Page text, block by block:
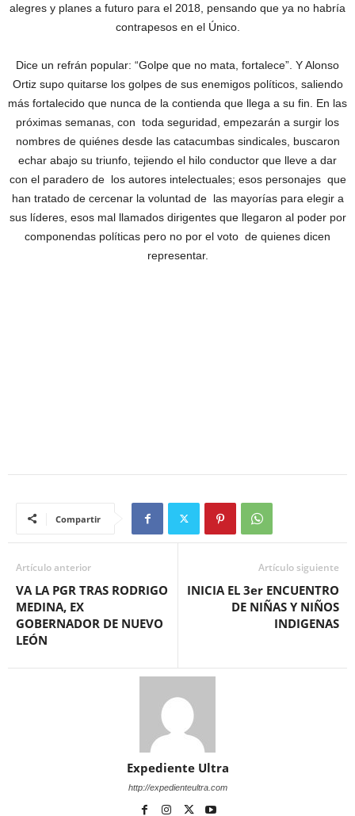
alegres y planes a futuro para el 2018, pensando que ya no habría
contrapesos en el Único.
Dice un refrán popular: “Golpe que no mata, fortalece”. Y Alonso
Ortiz supo quitarse los golpes de sus enemigos políticos, saliendo
más fortalecido que nunca de la contienda que llega a su fin. En las
próximas semanas, con toda seguridad, empezarán a surgir los
nombres de quiénes desde las catacumbas sindicales, buscaron
echar abajo su triunfo, tejiendo el hilo conductor que lleve a dar
con el paradero de los autores intelectuales; esos personajes que
han tratado de cercenar la voluntad de las mayorías para elegir a
sus líderes, esos mal llamados dirigentes que llegaron al poder por
componendas políticas pero no por el voto de quienes dicen
representar.
Compartir
Artículo anterior
VA LA PGR TRAS RODRIGO
MEDINA, EX
GOBERNADOR DE NUEVO
LEÓN
Artículo siguiente
INICIA EL 3er ENCUENTRO
DE NIÑAS Y NIÑOS
INDIGENAS
Expediente Ultra
http://expedienteultra.com